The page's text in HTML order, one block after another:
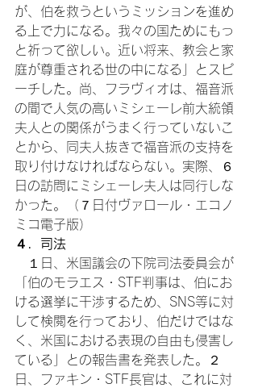
が、伯を救うというミッションを進め
る上で力になる。我々の国ためにもっ
と祈って欲しい。近い将来、教会と家
庭が尊重される世の中になる」とスピ
ーチした。尚、フラヴィオは、福音派
の間で人気の高いミシェーレ前大統領
夫人との関係がうまく行っていないこ
とから、同夫人抜きで福音派の支持を
取り付けなければならない。実際、６
日の訪問にミシェーレ夫人は同行しな
かった。（７日付ヴァロール・エコノ
ミコ電子版）
４．司法
１日、米国議会の下院司法委員会が
「伯のモラエス・STF判事は、伯にお
ける選挙に干渉するため、SNS等に対
して検閲を行っており、伯だけではな
く、米国における表現の自由も侵害し
ている」との報告書を発表した。２
日、ファキン・STF長官は、これに対